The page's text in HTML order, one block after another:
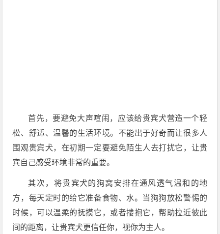
首先，要避免大声喧闹，应该给贵宾犬营造一个轻
松、舒适、温馨的生活环境。不能出于好奇而让很多人
围观贵宾犬，在初期一定要避免陌生人去打扰它，让贵
宾自己感受环境非常的重要。
其次，将贵宾犬的狗窝安排在通风透气温和的地
方，每天定时的给它准备食物、水。当狗狗放松警惕的
时候，可以温柔的抚摸它，或者搂抱它，帮助拉近彼此
间的距离，让贵宾犬更信任你，视你为主人。